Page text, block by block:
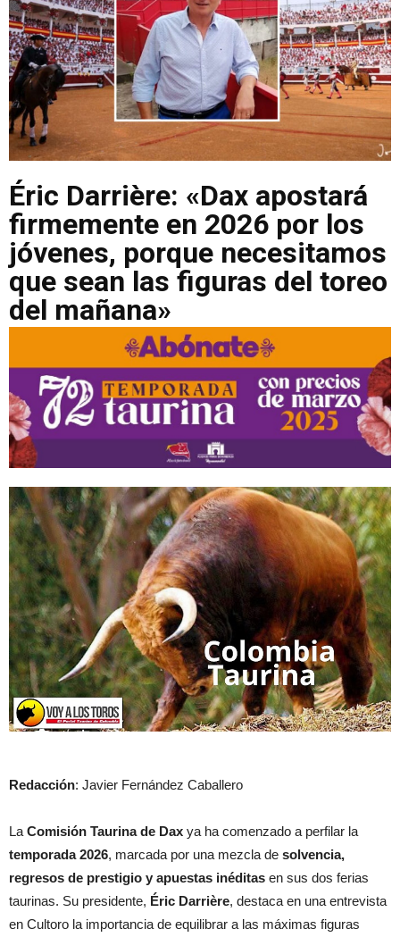
Éric Darrière: «Dax apostará
firmemente en 2026 por los
jóvenes, porque necesitamos
que sean las figuras del toreo
del mañana»
Redacción: Javier Fernández Caballero
La Comisión Taurina de Dax ya ha comenzado a perfilar la
temporada 2026, marcada por una mezcla de solvencia,
regresos de prestigio y apuestas inéditas en sus dos ferias
taurinas. Su presidente, Éric Darrière, destaca en una entrevista
en Cultoro la importancia de equilibrar a las máximas figuras